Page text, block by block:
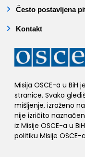
Često postavljena
Kontakt
Misija OSCE-a u BiH
stranice. Svako
mišljenje, izraženo
nije izričito
iz Misije OSCE-a u
politiku Misije OSCE-